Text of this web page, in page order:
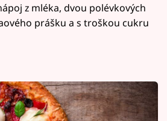
z mléka, dvou polévkových
prášku a s troškou cukru